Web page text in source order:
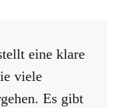
eine klare
viele
Es gibt